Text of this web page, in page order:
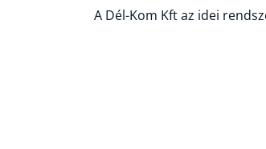
A Dél-Kom Kft az idei